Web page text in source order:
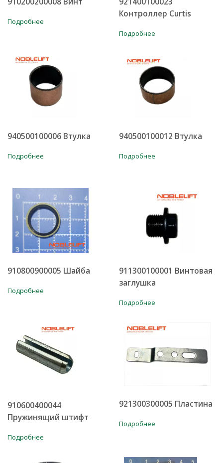
Подробнее
Контроллер Curtis
Подробнее
940500100006 Втулка
Подробнее
940500100012 Втулка
Подробнее
910800900005 Шайба
Подробнее
911300100001 Винтовая
заглушка
Подробнее
910600400044
Пружинящий штифт
Подробнее
921300300005 Пластина
Подробнее